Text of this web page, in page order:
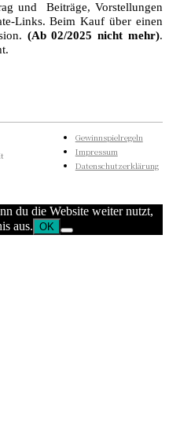
und Beiträge, Vorstellungen
Links. Beim Kauf über einen
(Ab 02/2025 nicht mehr).
Gewinnspielregeln
Impressum
Datenschutzerklärung
du die Website weiter nutzt,
aus. OK